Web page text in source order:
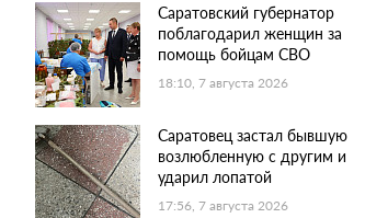
Саратовский губернатор
поблагодарил женщин за
помощь бойцам СВО
18:10, 7 августа 2026
Саратовец застал бывшую
возлюбленную с другим и
ударил лопатой
17:56, 7 августа 2026